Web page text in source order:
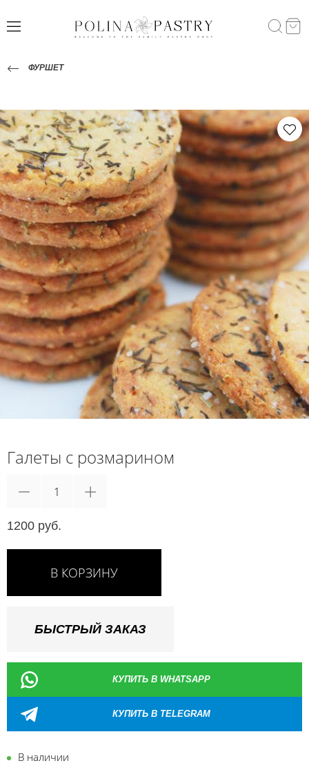
ФУРШЕТ
Галеты с розмарином
1200 руб.
В КОРЗИНУ
БЫСТРЫЙ ЗАКАЗ
КУПИТЬ В WHATSAPP
КУПИТЬ В TELEGRAM
В наличии